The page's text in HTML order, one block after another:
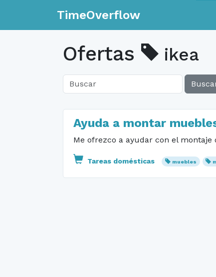
TimeOverflow
Ofertas ikea
Ayuda a montar
Me ofrezco a ayudar con el
Tareas domésticas muebles